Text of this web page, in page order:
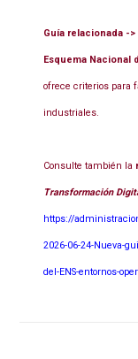
Guía relacionada ->
Esquema Nacional
ofrece criterios para
industriales.
Consulte también la
Transformación
https://
2026-06-24-Nueva-
del-ENS-entornos-